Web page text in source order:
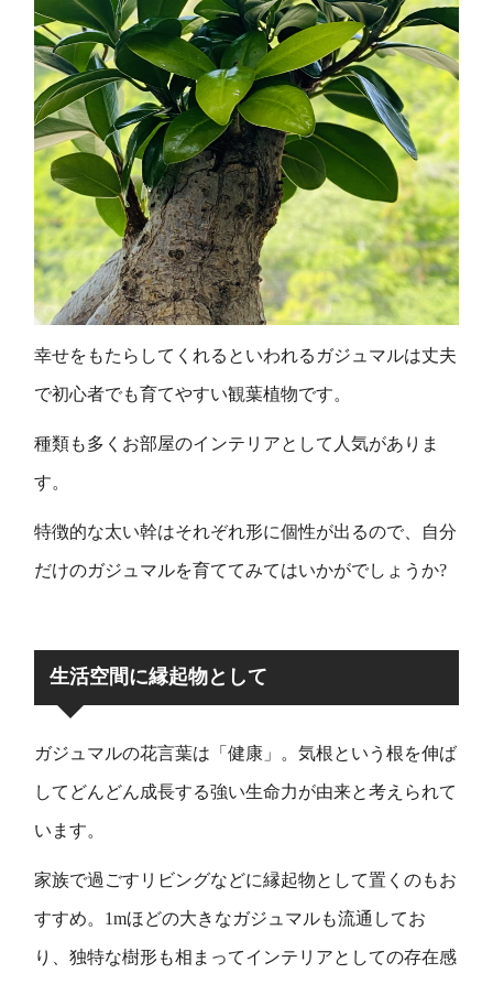
幸せをもたらしてくれるといわれるガジュマルは丈夫
で初心者でも育てやすい観葉植物です。
種類も多くお部屋のインテリアとして人気がありま
す。
特徴的な太い幹はそれぞれ形に個性が出るので、自分
だけのガジュマルを育ててみてはいかがでしょうか?
生活空間に縁起物として
ガジュマルの花言葉は「健康」。気根という根を伸ば
してどんどん成長する強い生命力が由来と考えられて
います。
家族で過ごすリビングなどに縁起物として置くのもお
すすめ。1mほどの大きなガジュマルも流通してお
り、独特な樹形も相まってインテリアとしての存在感